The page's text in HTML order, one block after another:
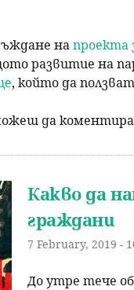
напроекта
развитие на
, който да
да
Какво да
граждани
7 February, 2019 -
До утре тече